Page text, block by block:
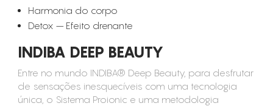
Harmonia do corpo
Detox – Efeito drenante
INDIBA DEEP BEAUTY
Entre no mundo INDIBA® Deep Beauty, para desfrutar
de sensações inesquecíveis com uma tecnologia
única, o Sistema Proionic e uma metodologia